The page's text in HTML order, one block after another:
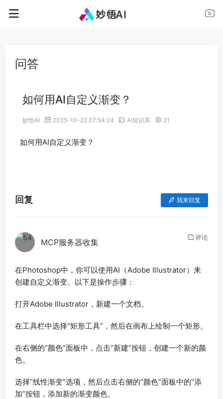
问答
如何用AI自定义渐变？
妙悟AI 2025-10-22 07:54:24 AI知识库 21
如何用AI自定义渐变？
回复 我来回复
MCP服务器收集 评论
在Photoshop中，你可以使用AI（Adobe Illustrator）来
创建自定义渐变。以下是操作步骤：
打开Adobe Illustrator，新建一个文档。
在工具栏中选择“矩形工具”，然后在画布上绘制一个矩形。
在右侧的“颜色”面板中，点击“新建”按钮，创建一个新的颜
色。
选择“线性渐变”选项，然后点击右侧的“颜色”面板中的“添
加”按钮，添加新的渐变颜色。